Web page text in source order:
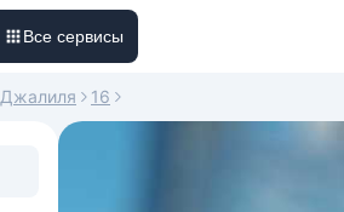
Все сервисы
Джалиля 16